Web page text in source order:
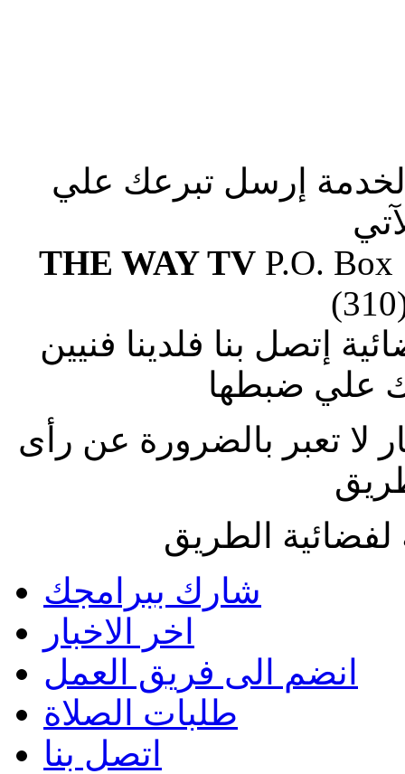
إرسل تبرعك علي
THE WAY TVP.O. Box
إتصل بنا فلدينا فنيين
علي ضبطها
لا تعبر بالضرورة عن رأى
الطريق
شارك ببرامجك
اخر الاخبار
انضم الى فريق العمل
طلبات الصلاة
اتصل بنا